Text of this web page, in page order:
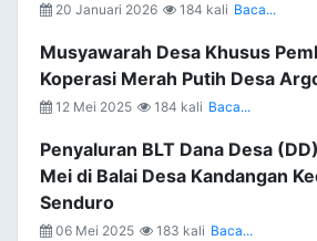
20 Januari 2026 184 kali Baca...
Musyawarah Desa Khusus
Koperasi Merah Putih Desa
12 Mei 2025 184 kali Baca...
Penyaluran BLT Dana Desa
Mei di Balai Desa Kandangan
Senduro
06 Mei 2025 183 kali Baca...